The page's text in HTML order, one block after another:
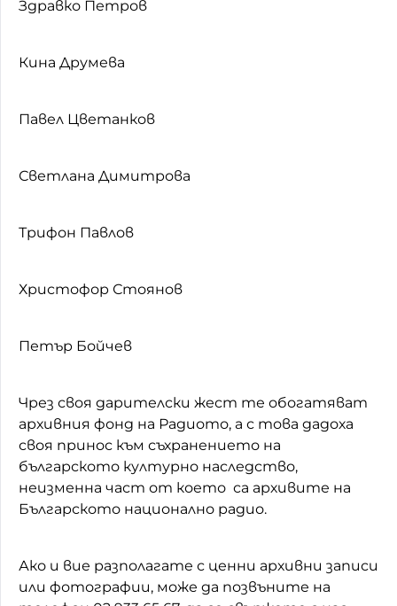
Здравко Петров
Кина Друмева
Павел Цветанков
Светлана Димитрова
Трифон Павлов
Христофор Стоянов
Петър Бойчев
Чрез своя дарителски жест те обогатяват
архивния фонд на Радиото, а с това дадоха
своя принос към съхранението на
българското културно наследство,
неизменна част от което са архивите на
Българското национално радио.
Ако и вие разполагате с ценни архивни записи
или фотографии, може да позвъните на